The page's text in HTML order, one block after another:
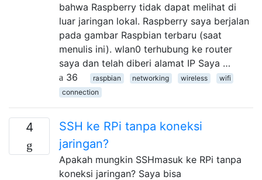
bahwa Raspberry tidak dapat melihat di
luar jaringan lokal. Raspberry saya berjalan
pada gambar Raspbian terbaru (saat
menulis ini). wlan0 terhubung ke router
saya dan telah diberi alamat IP Saya …
36
raspbian networking wireless
wifi
connection
4
SSH ke RPi tanpa koneksi
jaringan?
Apakah mungkin SSHmasuk ke RPi tanpa
koneksi jaringan? Saya bisa